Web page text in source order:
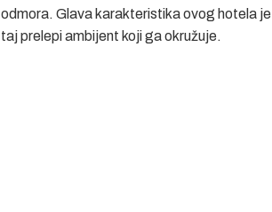
odmora. Glava karakteristika ovog hotela je
taj prelepi ambijent koji ga okružuje.